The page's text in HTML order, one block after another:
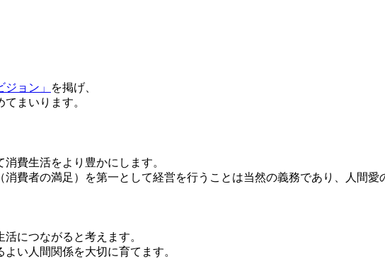
ジョン」
を掲げ、
まいります。
費生活をより豊かにします。
費者の満足）を第一として経営を行うことは当然の義務であり、人間愛
につながると考えます。
い人間関係を大切に育てます。